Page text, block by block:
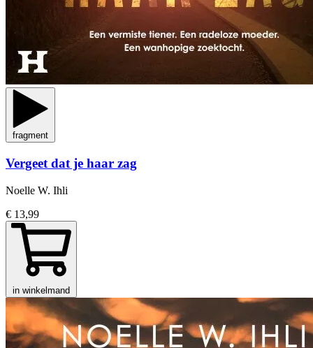
fragment
Vergeet dat je haar zag
Noelle W. Ihli
€ 13,99
in winkelmand